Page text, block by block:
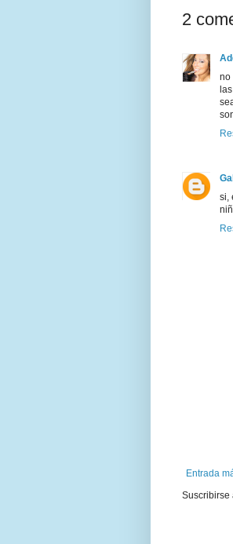
2
no
si,
Entrada
Suscribirse